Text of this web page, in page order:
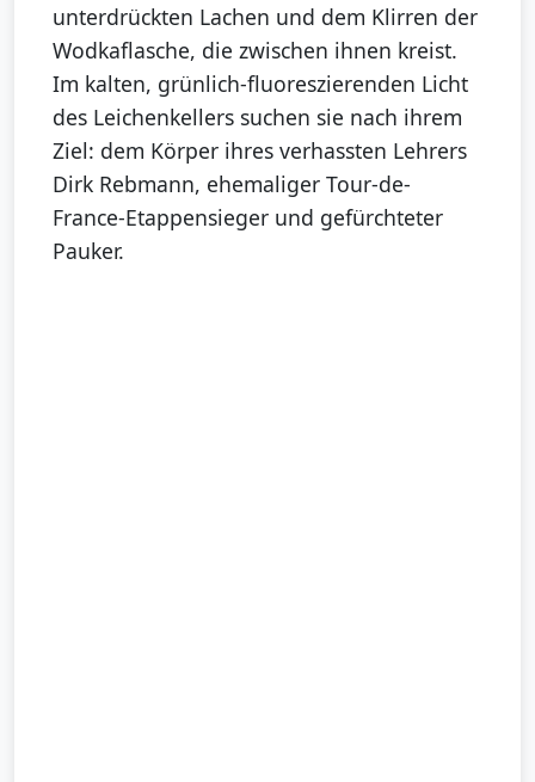
unterdrückten Lachen und dem Klirren der
Wodkaflasche, die zwischen ihnen kreist.
Im kalten, grünlich-fluoreszierenden Licht
des Leichenkellers suchen sie nach ihrem
Ziel: dem Körper ihres verhassten Lehrers
Dirk Rebmann, ehemaliger Tour-de-
France-Etappensieger und gefürchteter
Pauker.